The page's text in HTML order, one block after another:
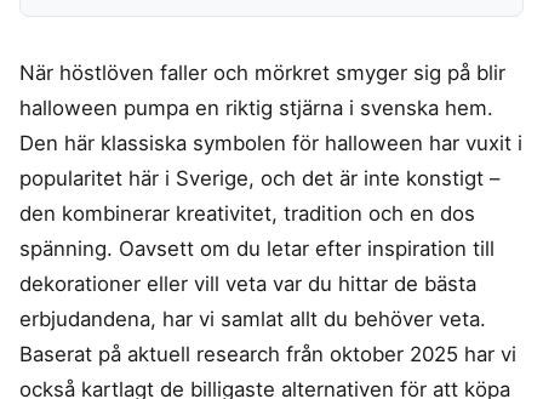
När höstlöven faller och mörkret smyger sig på blir
halloween pumpa en riktig stjärna i svenska hem.
Den här klassiska symbolen för halloween har vuxit i
popularitet här i Sverige, och det är inte konstigt –
den kombinerar kreativitet, tradition och en dos
spänning. Oavsett om du letar efter inspiration till
dekorationer eller vill veta var du hittar de bästa
erbjudandena, har vi samlat allt du behöver veta.
Baserat på aktuell research från oktober 2025 har vi
också kartlagt de billigaste alternativen för att köpa